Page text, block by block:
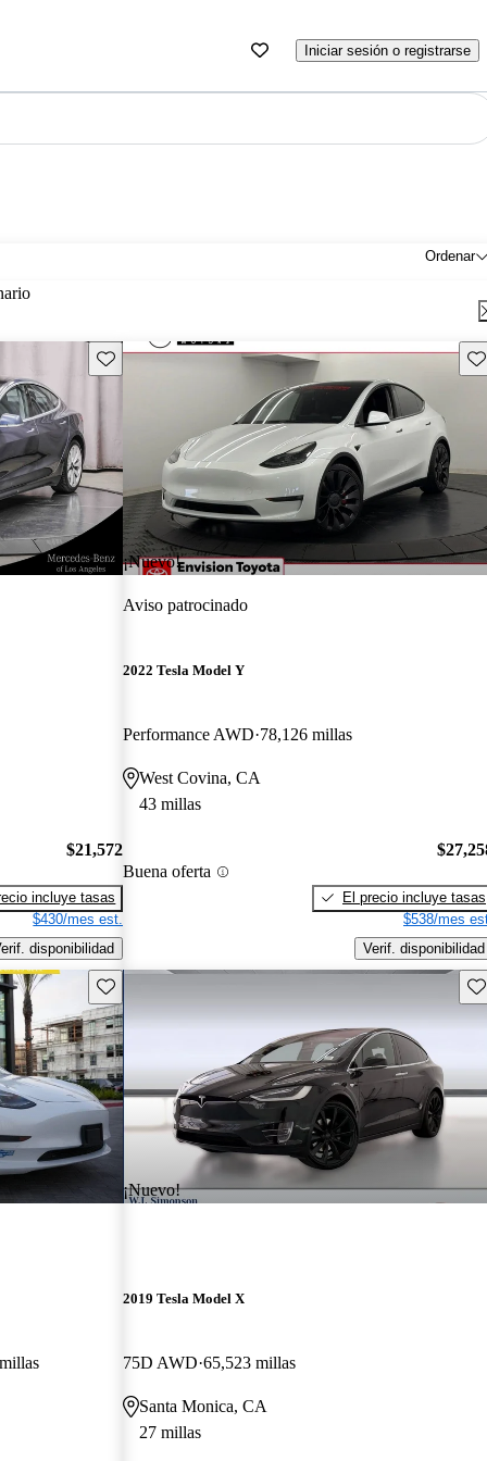
Iniciar sesión o registrarse
Ordenar
Guarda este Aviso
$21,572
incluye tasas
$430/mes est.
disponibilidad
¡Nuevo!
Aviso patrocinado
2022 Tesla Model Y
Performance AWD 78,126 millas
West Covina, CA
43 millas
Buena oferta
El precio incluye tasas
$538/mes
Verif. disponibilidad
Guarda este Aviso
¡Nuevo!
2019 Tesla Model X
75D AWD 65,523 millas
Santa Monica, CA
27 millas